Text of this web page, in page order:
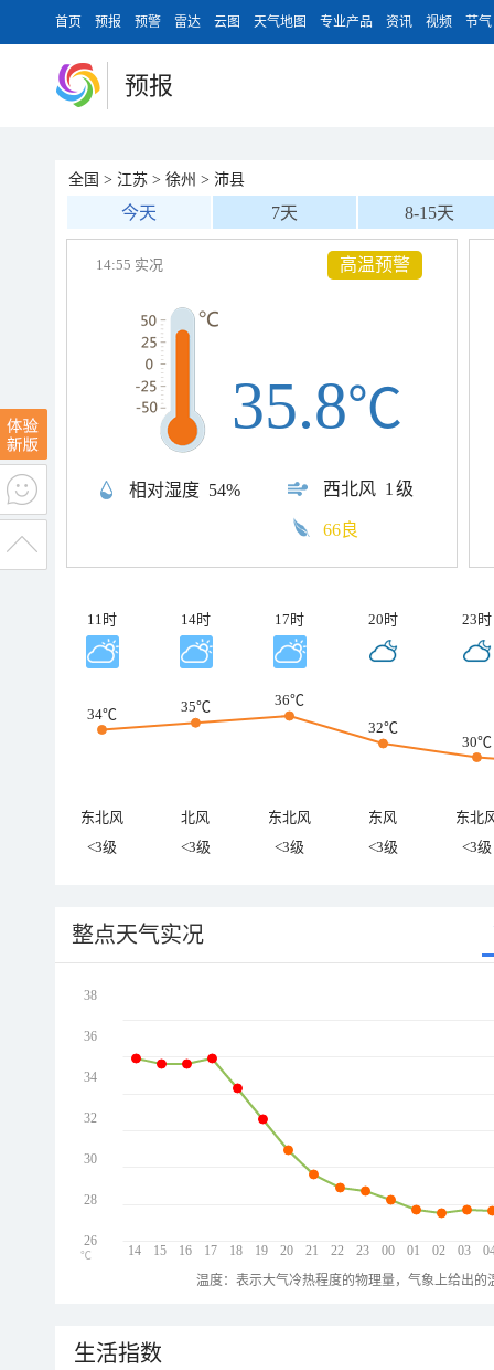
首页 预报 预警 雷达 云图 天气地图 专业产品 资讯 视频 节气
预报
全国 > 江苏 > 徐州 > 沛县
今天 7天 8-15天
高温预警
14:55 实况
相对湿度 54% 西北风 1级
35.8℃
66良
11时 14时 17时 20时 23时
34℃ 35℃
36℃
32℃
30℃
东北风 北风 东北风 东风
东北
<3级
<3级 <3级 <3级 <3级
整点天气实况
14 15 16 17 18 19 20 21 22 23 00 01 02 03
38
36
34
32
30
28
26
℃
温度：表示大气冷热程度的物理量，气象上给出
生活指数